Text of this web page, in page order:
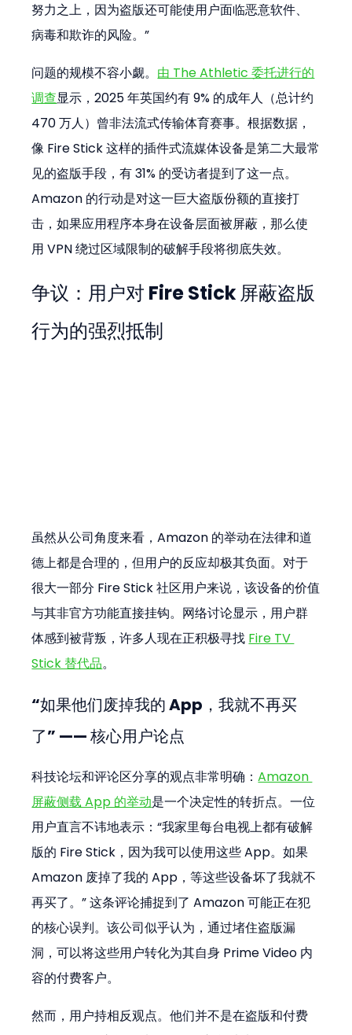
努力之上，因为盗版还可能使用户面临恶意软件、
病毒和欺诈的风险。”
问题的规模不容小觑。 由 The Athletic 委托进行的
调查显示，2025 年英国约有 9% 的成年人（总计约
470 万人）曾非法流式传输体育赛事。根据数据，
像 Fire Stick 这样的插件式流媒体设备是第二大最常
见的盗版手段，有 31% 的受访者提到了这一点。
Amazon 的行动是对这一巨大盗版份额的直接打
击，如果应用程序本身在设备层面被屏蔽，那么使
用 VPN 绕过区域限制的破解手段将彻底失效。
争议：用户对 Fire Stick 屏蔽盗版
行为的强烈抵制
虽然从公司角度来看，Amazon 的举动在法律和道
德上都是合理的，但用户的反应却极其负面。对于
很大一部分 Fire Stick 社区用户来说，该设备的价值
与其非官方功能直接挂钩。网络讨论显示，用户群
体感到被背叛，许多人现在正积极寻找 Fire TV
Stick 替代品。
“如果他们废掉我的 App，我就不再买
了” —— 核心用户论点
科技论坛和评论区分享的观点非常明确：Amazon
屏蔽侧载 App 的举动是一个决定性的转折点。一位
用户直言不讳地表示：“我家里每台电视上都有破解
版的 Fire Stick，因为我可以使用这些 App。如果
Amazon 废掉了我的 App，等这些设备坏了我就不
再买了。” 这条评论捕捉到了 Amazon 可能正在犯
的核心误判。该公司似乎认为，通过堵住盗版漏
洞，可以将这些用户转化为其自身 Prime Video 内
容的付费客户。
然而，用户持相反观点。他们并不是在盗版和付费